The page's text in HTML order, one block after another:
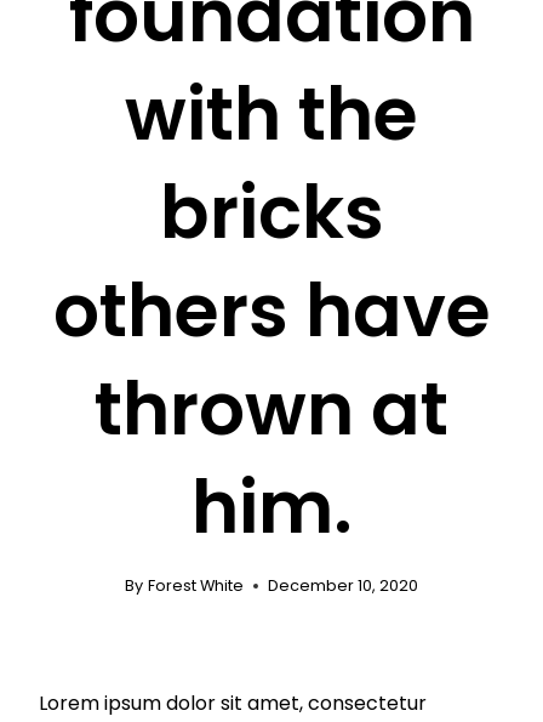
with the
bricks
others have
thrown at
him.
By Forest White December 10, 2020
Lorem ipsum dolor sit amet, consectetur